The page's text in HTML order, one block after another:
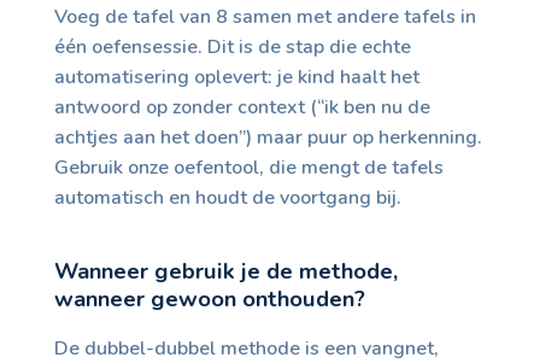
Voeg de tafel van 8 samen met andere tafels in
één oefensessie. Dit is de stap die echte
automatisering oplevert: je kind haalt het
antwoord op zonder context (“ik ben nu de
achtjes aan het doen”) maar puur op herkenning.
Gebruik onze oefentool, die mengt de tafels
automatisch en houdt de voortgang bij.
Wanneer gebruik je de methode,
wanneer gewoon onthouden?
De dubbel-dubbel methode is een vangnet,